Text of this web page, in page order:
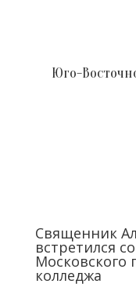
Юго-
Священник
встретился
Московского
колледжа